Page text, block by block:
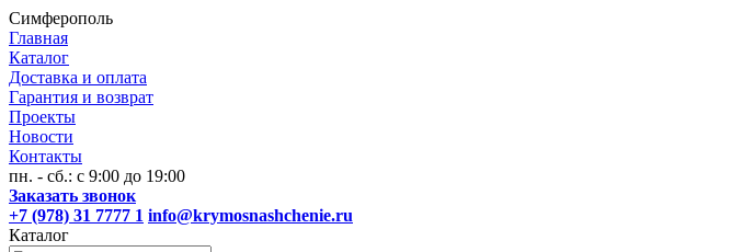
Симферополь
Главная
Каталог
Доставка и оплата
Гарантия и возврат
Проекты
Новости
Контакты
пн. - сб.: с 9:00 до 19:00
Заказать звонок
+7 (978) 31 7777 1 info@krymosnashchenie.ru
Каталог